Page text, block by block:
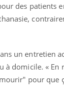
des patients
un entretien
à domicile. «
pour que